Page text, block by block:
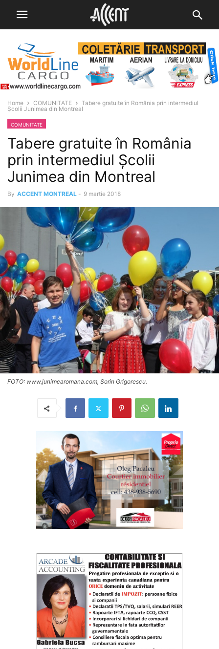
Home COMUNITATE
Tabere gratuite în România prin intermediul
Școlii Junimea din Montreal
COMUNITATE
Tabere gratuite în România
prin intermediul Școlii
Junimea din Montreal
By ACCENT MONTREAL - 9 martie 2018
FOTO: www.junimearomana.com, Sorin Grigorescu.